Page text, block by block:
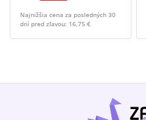
Najnižšia cena za posledných 30
dní pred zľavou: 16,75 €